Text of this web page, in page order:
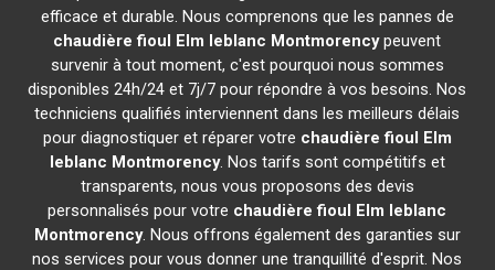
efficace et durable. Nous comprenons que les pannes de
chaudière fioul Elm leblanc Montmorencypeuvent
survenir à tout moment, c'est pourquoi nous sommes
disponibles 24h/24 et 7j/7 pour répondre à vos besoins. Nos
techniciens qualifiés interviennent dans les meilleurs délais
pour diagnostiquer et réparer votre chaudière fioul Elm
leblanc Montmorency. Nos tarifs sont compétitifs et
transparents, nous vous proposons des devis
personnalisés pour votre chaudière fioul Elm leblanc
Montmorency. Nous offrons également des garanties sur
nos services pour vous donner une tranquillité d'esprit. Nos